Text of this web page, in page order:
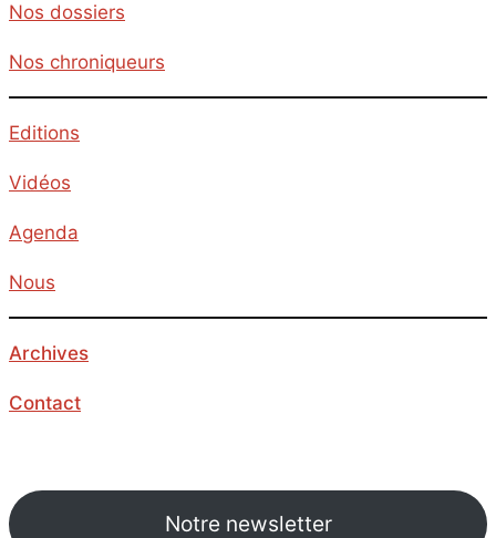
Nos dossiers
Nos chroniqueurs
Editions
Vidéos
Agenda
Nous
Archives
Contact
Notre newsletter